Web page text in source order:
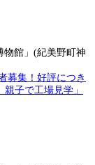
物館」(紀美野町神